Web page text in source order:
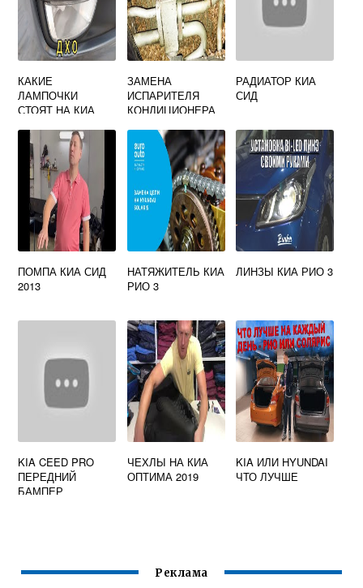
КАКИЕ
ЛАМПОЧКИ
СТОЯТ НА КИА
ЗАМЕНА
ИСПАРИТЕЛЯ
КОНДИЦИОНЕРА
РАДИАТОР КИА
СИД
ПОМПА КИА СИД
2013
НАТЯЖИТЕЛЬ КИА
РИО 3
ЛИНЗЫ КИА РИО 3
KIA CEED PRO
ПЕРЕДНИЙ
БАМПЕР
ЧЕХЛЫ НА КИА
ОПТИМА 2019
KIA ИЛИ HYUNDAI
ЧТО ЛУЧШЕ
Реклама